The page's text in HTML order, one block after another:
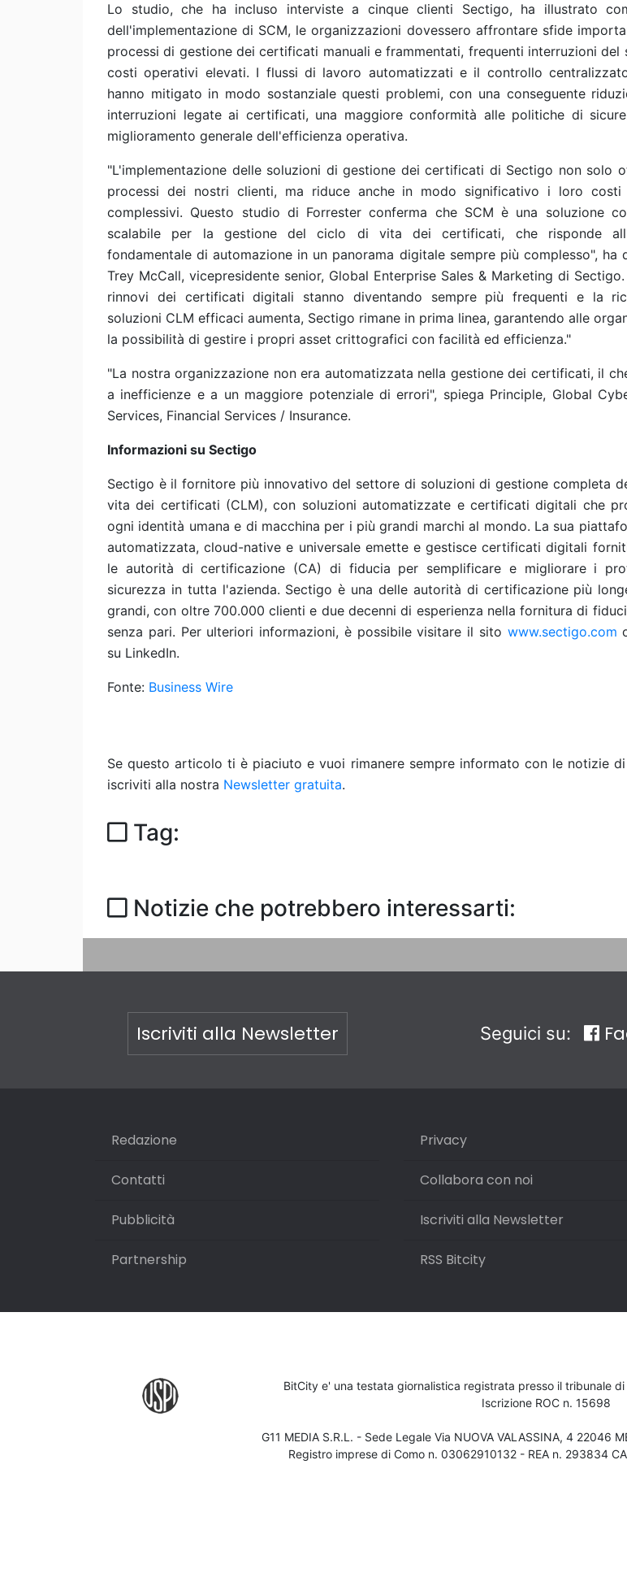
Lo studio, che ha incluso interviste a cinque clienti Sectigo, ha illustrato
dell'implementazione di SCM, le organizzazioni dovessero affrontare sfide
processi di gestione dei certificati manuali e frammentati, frequenti interruzioni del
costi operativi elevati. I flussi di lavoro automatizzati e il controllo
hanno mitigato in modo sostanziale questi problemi, con una conseguente
interruzioni legate ai certificati, una maggiore conformità alle politiche di
miglioramento generale dell'efficienza operativa.
"L'implementazione delle soluzioni di gestione dei certificati di Sectigo non solo
processi dei nostri clienti, ma riduce anche in modo significativo i loro costi
complessivi. Questo studio di Forrester conferma che SCM è una soluzione
scalabile per la gestione del ciclo di vita dei certificati, che risponde
fondamentale di automazione in un panorama digitale sempre più complesso", ha
Trey McCall, vicepresidente senior, Global Enterprise Sales & Marketing di
rinnovi dei certificati digitali stanno diventando sempre più frequenti e la
soluzioni CLM efficaci aumenta, Sectigo rimane in prima linea, garantendo alle
la possibilità di gestire i propri asset crittografici con facilità ed efficienza."
"La nostra organizzazione non era automatizzata nella gestione dei certificati, il
a inefficienze e a un maggiore potenziale di errori", spiega Principle, Global
Services, Financial Services / Insurance.
Informazioni su Sectigo
Sectigo è il fornitore più innovativo del settore di soluzioni di gestione completa
vita dei certificati (CLM), con soluzioni automatizzate e certificati digitali che
ogni identità umana e di macchina per i più grandi marchi al mondo. La sua
automatizzata, cloud-native e universale emette e gestisce certificati digitali
le autorità di certificazione (CA) di fiducia per semplificare e migliorare i
sicurezza in tutta l'azienda. Sectigo è una delle autorità di certificazione più
grandi, con oltre 700.000 clienti e due decenni di esperienza nella fornitura di
senza pari. Per ulteriori informazioni, è possibile visitare il sito www.sectigo.com
su LinkedIn.
Fonte: Business Wire
Se questo articolo ti è piaciuto e vuoi rimanere sempre informato con le notizie di
iscriviti alla nostra Newsletter gratuita.
Tag:
Notizie che potrebbero interessarti:
Iscriviti alla Newsletter Seguici su:
Redazione
Contatti
Pubblicità
Partnership
Privacy
Collabora con noi
Iscriviti alla Newsletter
RSS Bitcity
BitCity e' una testata giornalistica registrata presso il tribunale
Iscrizione ROC n. 15698
G11 MEDIA S.R.L. - Sede Legale Via NUOVA VALASSINA, 4 22046
Registro imprese di Como n. 03062910132 - REA n. 293834